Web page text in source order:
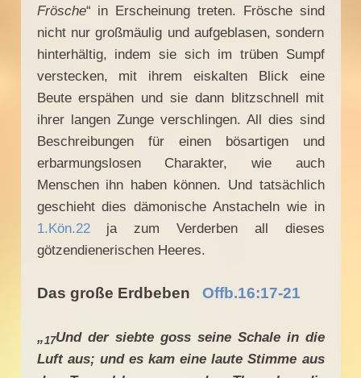
Frösche“ in Erscheinung treten. Frösche sind
nicht nur großmäulig und aufgeblasen, sondern
hinterhältig, indem sie sich im trüben Sumpf
verstecken, mit ihrem eiskalten Blick eine
Beute erspähen und sie dann blitzschnell mit
ihrer langen Zunge verschlingen. All dies sind
Beschreibungen für einen bösartigen und
erbarmungslosen Charakter, wie auch
Menschen ihn haben können. Und tatsächlich
geschieht dies dämonische Anstacheln wie in
1.Kön.22ja zum Verderben all dieses
götzendienerischen Heeres.
Das große Erdbeben Offb.16:17-21
„17Und der siebte goss seine Schale in die
Luft aus; und es kam eine laute Stimme aus